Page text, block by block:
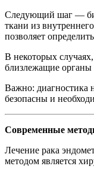
Следующий шаг —
ткани из
позволяет
В некоторых
близлежащие органы
Важно: диагностика
безопасны и
Современные
Лечение рака
методом является